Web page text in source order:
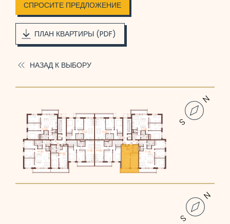
СПРОСИТЕ ПРЕДЛОЖЕНИЕ
ПЛАН КВАРТИРЫ (PDF)
НАЗАД К ВЫБОРУ